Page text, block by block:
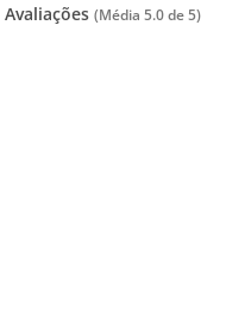
Avaliações (Média 5.0 de 5)